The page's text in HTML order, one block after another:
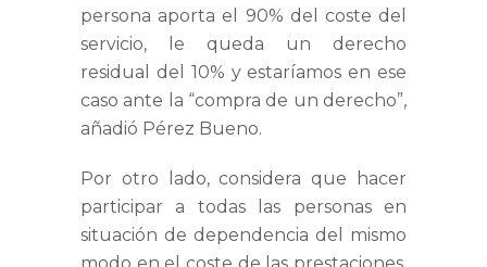
persona aporta el 90% del coste del
servicio, le queda un derecho
residual del 10% y estaríamos en ese
caso ante la “compra de un derecho”,
añadió Pérez Bueno.
Por otro lado, considera que hacer
participar a todas las personas en
situación de dependencia del mismo